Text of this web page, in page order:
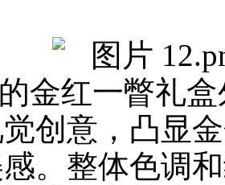
金红一瞥礼
创意，凸显
。整体色调